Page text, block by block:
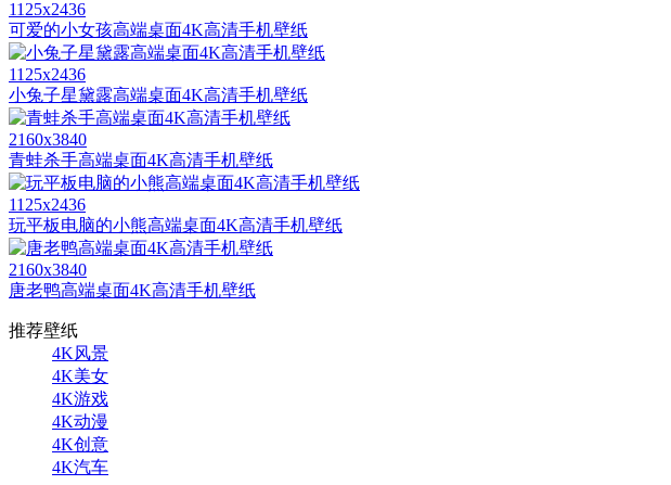
1125x2436
可爱的小女孩高端桌面4K高清手机壁纸
1125x2436
小兔子星黛露高端桌面4K高清手机壁纸
2160x3840
青蛙杀手高端桌面4K高清手机壁纸
1125x2436
玩平板电脑的小熊高端桌面4K高清手机壁纸
2160x3840
唐老鸭高端桌面4K高清手机壁纸
推荐壁纸
4K风景
4K美女
4K游戏
4K动漫
4K创意
4K汽车